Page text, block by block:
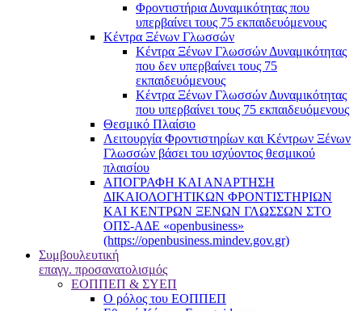
Φροντιστήρια Δυναμικότητας που
υπερβαίνει τους 75 εκπαιδευόμενους
Κέντρα Ξένων Γλωσσών
Kέντρα Ξένων Γλωσσών Δυναμικότητας
που δεν υπερβαίνει τους 75
εκπαιδευόμενους
Kέντρα Ξένων Γλωσσών Δυναμικότητας
που υπερβαίνει τους 75 εκπαιδευόμενους
Θεσμικό Πλαίσιο
Λειτουργία Φροντιστηρίων και Κέντρων Ξένων
Γλωσσών βάσει του ισχύοντος θεσμικού
πλαισίου
ΑΠΟΓΡΑΦΗ ΚΑΙ ΑΝΑΡΤΗΣΗ
ΔΙΚΑΙΟΛΟΓΗΤΙΚΩΝ ΦΡΟΝΤΙΣΤΗΡΙΩΝ
ΚΑΙ ΚΕΝΤΡΩΝ ΞΕΝΩΝ ΓΛΩΣΣΩΝ ΣΤΟ
ΟΠΣ-ΑΔΕ «openbusiness»
(https://openbusiness.mindev.gov.gr)
Συμβουλευτική
επαγγ. προσανατολισμός
ΕΟΠΠΕΠ & ΣΥΕΠ
Ο ρόλος του ΕΟΠΠΕΠ